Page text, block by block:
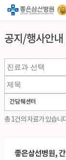
공지/행사안내
총 1건의 자료가 있습니
좋은삼선병원,